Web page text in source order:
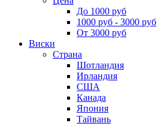
До 1000 руб
1000 руб - 3000 руб
От 3000 руб
Виски
Страна
Шотландия
Ирландия
США
Канада
Япония
Тайвань